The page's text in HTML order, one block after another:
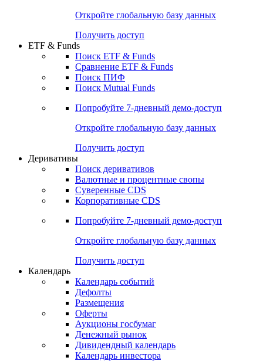
Поиск кредитов
Попробуйте7-дневный
Откройте глобальную базу данных
Получить доступ
ETF & Funds
Сравнение ETF & Funds
Поиск Mutual Funds
Попробуйте7-дневный
Откройте глобальную базу данных
Получить доступ
Деривативы
Валютные и процентные свопы
Корпоративные CDS
Попробуйте7-дневный
Откройте глобальную базу данных
Получить доступ
Календарь
Календарь событий
Дефолты
Размещения
Оферты